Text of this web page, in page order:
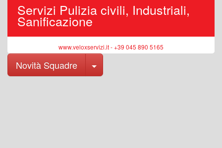
Servizi Pulizia civili, Industriali,
Sanificazione
www.veloxservizi.it - +39 045 890 5165
Novità Squadre Toggle Dropdown